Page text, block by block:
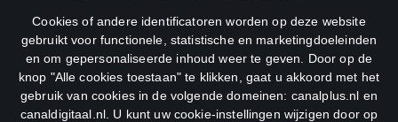
Cookies of andere identificatoren worden op deze website
gebruikt voor functionele, statistische en marketingdoeleinden
en om gepersonaliseerde inhoud weer te geven. Door op de
knop "Alle cookies toestaan" te klikken, gaat u akkoord met het
gebruik van cookies in de volgende domeinen: canalplus.nl en
canaldigitaal.nl. U kunt uw cookie-instellingen wijzigen door op
Veronica
DreamWorks Channel